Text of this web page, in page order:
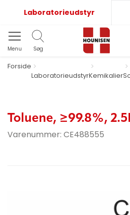
Laboratorieudstyr
Menu Søg
Forside
LaboratorieudstyrKemikalier
Toluene, ≥99.8%,
Varenummer: CE488555